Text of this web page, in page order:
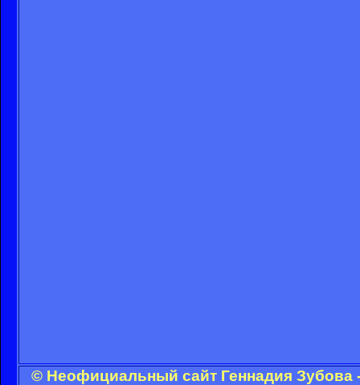
© Неофициальный сайт Геннадия Зубова